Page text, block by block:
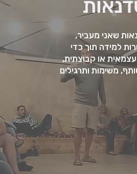
שאני מעביר,
למידה תוך כדי
או קבוצתית,
משימות ותרגילים